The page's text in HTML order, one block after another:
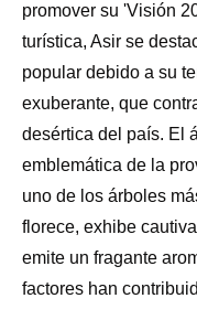
promover su 'Visión
turística, Asir se
popular debido a su
exuberante, que
desértica del país. El
emblemática de la
uno de los árboles
florece, exhibe
emite un fragante
factores han